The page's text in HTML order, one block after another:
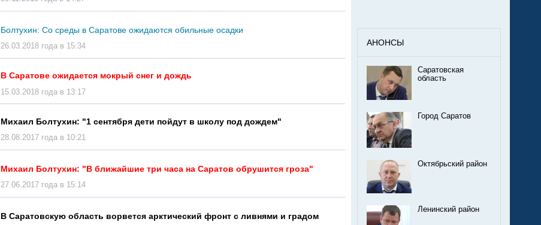
Болтухин: Со среды в Саратове ожидаются обильные осадки
26.03.2018 года в 15:34
В Саратове ожидается мокрый снег и дождь
15.03.2018 года в 13:17
Михаил Болтухин: "1 сентября дети пойдут в школу под дождем"
28.08.2017 года в 10:21
Михаил Болтухин: "В ближайшие три часа на Саратов обрушится гроза"
27.06.2017 года в 15:14
В Саратовскую область ворвется арктический фронт с ливнями и градом
АНОНСЫ
Саратовская
область
Город Саратов
Октябрьский район
Ленинский район